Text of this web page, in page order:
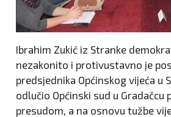
Ibrahim Zukić iz Stranke
nezakonito i protivustavno je
predsjednika Općinskog vijeća u
odlučio Općinski sud u Gradačcu
presudom, a na osnovu tužbe